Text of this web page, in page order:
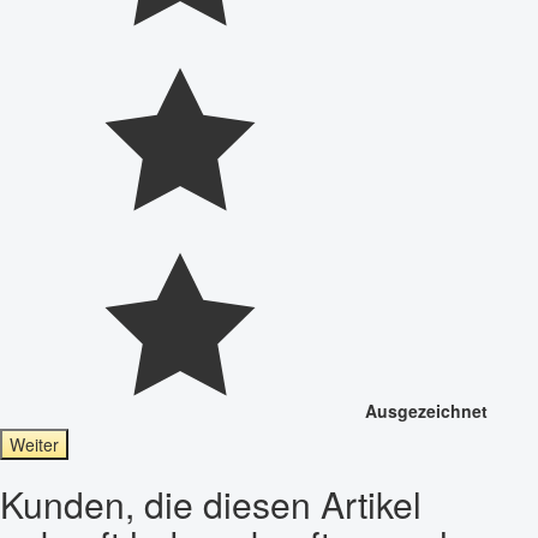
Ausgezeichnet
Weiter
Kunden, die diesen Artikel